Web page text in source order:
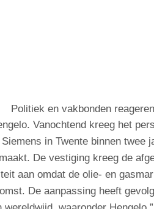
Politiek en vakbonden
Vanochtend kreeg het
in Twente binnen twee
De vestiging kreeg de
aan omdat de olie- en
De aanpassing heeft